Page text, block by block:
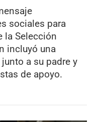
sociales para
la Selección
incluyó una
a su padre y
de apoyo.